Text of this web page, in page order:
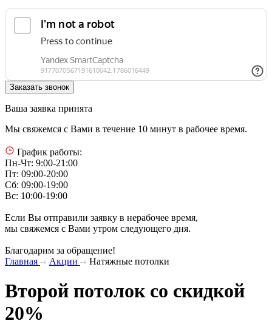
Ваша заявка принята
Мы свяжемся с Вами в течение 10 минут в рабочее время.
График работы:
Пн-Чт: 9:00-21:00
Пт: 09:00-20:00
Сб: 09:00-19:00
Вс: 10:00-19:00
Если Вы отправили заявку в нерабочее время,
мы свяжемся с Вами утром следующего дня.
Благодарим за обращение!
Главная
Акции Натяжные потолки
Второй потолок со скидкой
20%